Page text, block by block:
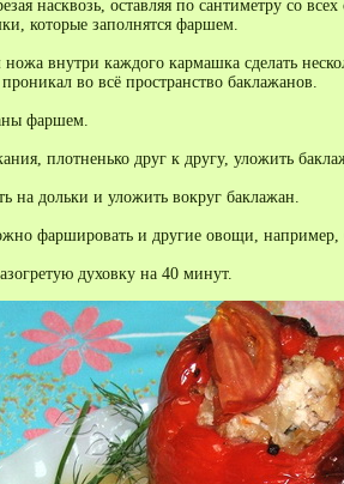
насквозь, оставляя по сантиметру со всех
которые заполнятся фаршем.
внутри каждого кармашка сделать
во всё пространство баклажанов.
фаршем.
плотненько друг к другу, уложить
на дольки и уложить вокруг баклажан.
фаршировать и другие овощи, например,
духовку на 40 минут.